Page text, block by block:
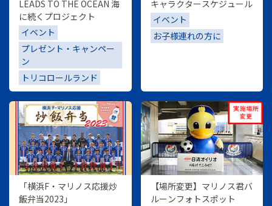
LEADS TO THE OCEAN 海
に続くプロジェクト
イベント
プレゼント・キャンペー
ン
トリコロールランド
キャラクタースケジュール
イベント
お子様連れの方に
「横浜F・マリノス応援炒
飯弁当2023」
【場所変更】マリノス君バ
ルーンフォトスポット